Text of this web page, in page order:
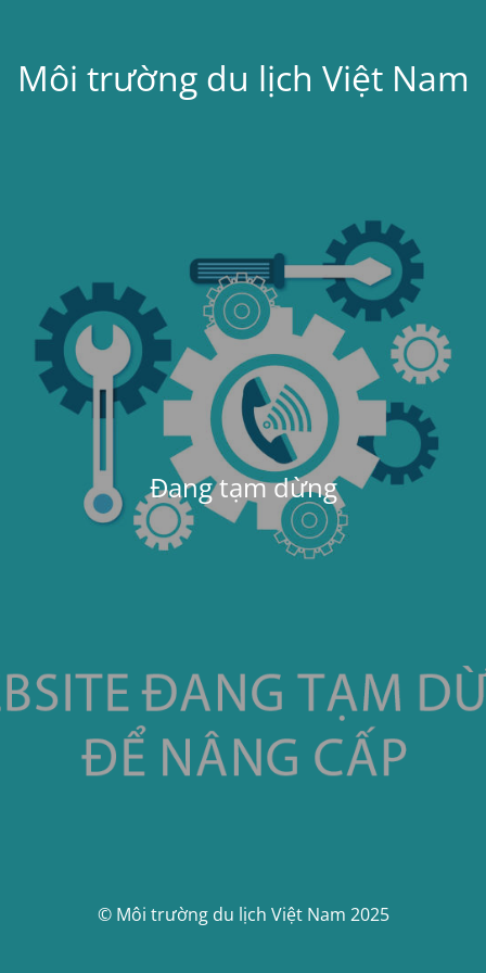
Môi trường du lịch Việt Nam
Đang tạm dừng
© Môi trường du lịch Việt Nam 2025